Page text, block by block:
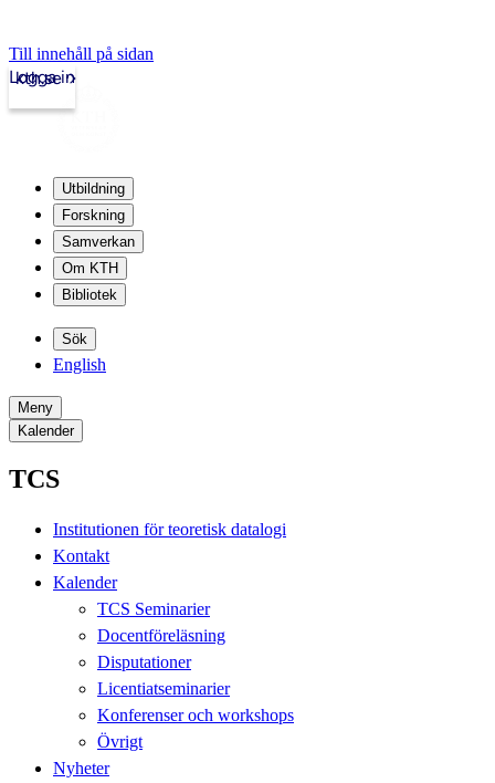
Till innehåll på sidan
kth.se
Logga in
Utbildning
Forskning
Samverkan
Om KTH
Bibliotek
Sök
English
Meny
Kalender
TCS
Institutionen för teoretisk datalogi
Kontakt
Kalender
TCS Seminarier
Docentföreläsning
Disputationer
Licentiatseminarier
Konferenser och workshops
Övrigt
Nyheter